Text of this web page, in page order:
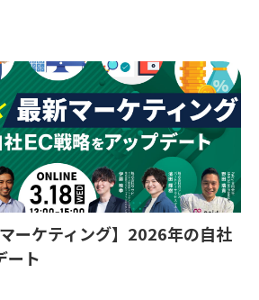
ーケティング】2026年の自社
ート